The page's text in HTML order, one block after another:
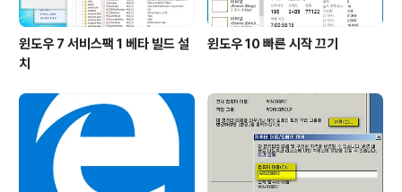
윈도우 7 서비스팩 1 베타 빌드 설
치
윈도우 10 빠른 시작 끄기